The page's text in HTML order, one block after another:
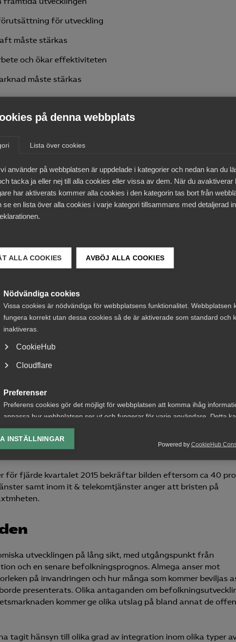
på denna webbplats
Lista över cookies
använder på webbplatsen är uppdelade i kategorier och nedan kan du
tacka ja eller nej till alla cookies eller vissa av dem. När du avaktiverar
har aktiverats kommer alla cookies i den kategorin tas bort från
se en lista över alla cookies i varje kategori tillsammans med detaljerad
ALLA COOKIES AVBÖJ ALLA COOKIES
Nödvändiga cookies
Vissa cookies är nödvändiga för webbplatsens funktionalitet. Webbplatsen
fungera korrekt utan dessa cookies så de är aktiverade som standard och
inaktiveras.
CookieHub
Cloudflare
Preferenser
Preferens cookies gör det möjligt för webbplatsen att komma ihåg
anpassa hur webbplatsen ser ut och fungerar för varje användare. Detta
lagring av vald valuta, region, språk eller färgschema.
Analys-cookies
information om hur den används.
Marknadsförings-cookies används för att spåra gester på olika webbplatser
visa relevanta och engagerande annonser.
Google Ads
Meta Pixel
LinkedIn Insight
Powered by CookieHub
INSTÄLLNINGAR
för utveckling
måste stärkas
och ökar effektiviteten
måste stärkas
för framtiden
”utgångsläget” för Sverige ”att möta framtiden” är ”gott”.
väl förberedd för de stora utmaningar som ekonomin och
denna överdrivet positiva bild, där utredningen missat att
Sverige ut i internationella jämförelser med att ha en av de
kompetensbrist och matchningsproblem. Detta är ett hinder
som en av de mest kunskapsintensiva ekonomierna i
satsar relativt sett större resurser på utbyggnad av den
position i de internationella rankinglistorna.
är högt, men statistiken visar också på en
långsam etablering av nyanlända. En annan oroande
minska de närmaste decennierna enligt LUs prognos.
av välfärden. Kraftfulla åtgärder för höjd
försörjningsbördan. Ett viktigt men bortglömt område
tjänsteproduktionen, inte minst inom offentlig sektor.
bäst fungerande arbetsmarknader, vilket enligt Almegas
med flera indikatorer, såsom sambandet mellan lediga
åren har antalet lediga platser ökat markant, men brist på
arbetslöshetsnivå i förhållande till andelen lediga platser
försämrade matchningen.
för år 2016 uppger mer än vartannat av medlemsföretagen i
rekrytera medarbetare och det gäller inte minst inom de
personal.[1] Svårigheterna att finna rätt
order/uppdrag, och/eller att planerad expansion
eller servicen. Detta är mycket olyckligt för
fjärde kvartalet 2015 bekräftar bilden eftersom ca 40
samt inom it & telekomtjänster anger att bristen på
utvecklingen på lång sikt, med utgångspunkt från
och en senare befolkningsprognos. Almega anser mot
på invandringen och hur många som kommer beviljas
presenterats. Olika antaganden om
kommer ge olika utslag på bland annat de
tagit hänsyn till olika grad av integration inom olika typer